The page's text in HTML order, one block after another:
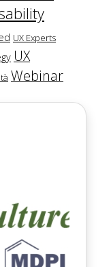
UX Experts
UX
Webinar